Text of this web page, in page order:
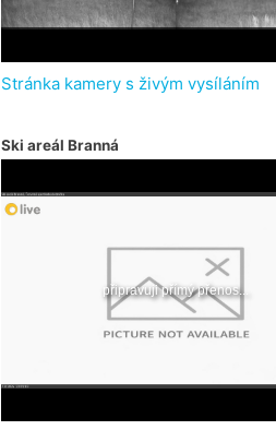
Stránka kamery s živým vysíláním
Ski areál Branná